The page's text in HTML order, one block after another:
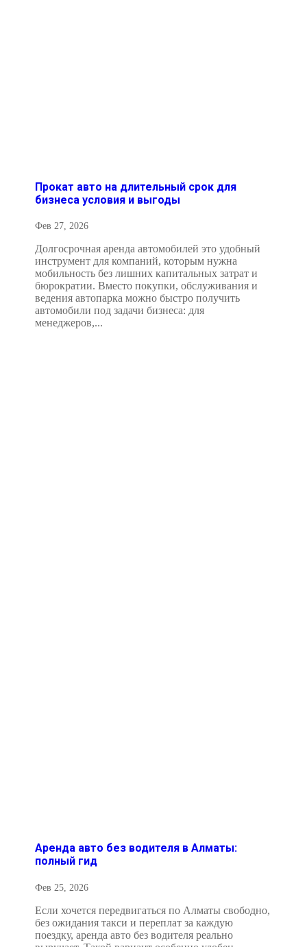
Прокат авто на длительный срок для
бизнеса условия и выгоды
Фев 27, 2026
Долгосрочная аренда автомобилей это удобный
инструмент для компаний, которым нужна
мобильность без лишних капитальных затрат и
бюрократии. Вместо покупки, обслуживания и
ведения автопарка можно быстро получить
автомобили под задачи бизнеса: для
менеджеров,...
Аренда авто без водителя в Алматы:
полный гид
Фев 25, 2026
Если хочется передвигаться по Алматы свободно,
без ожидания такси и переплат за каждую
поездку, аренда авто без водителя реально